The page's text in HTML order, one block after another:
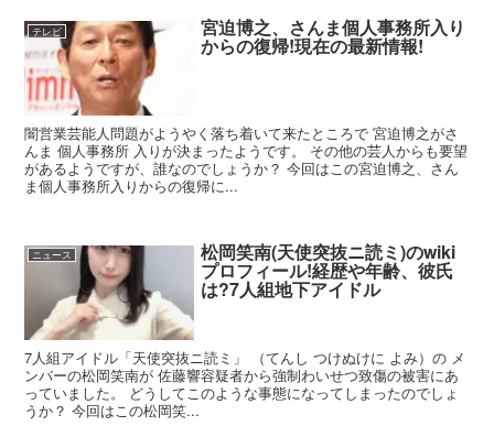
テレビ 宮迫博之、さんま個人事務所入り
からの復帰!現在の最新情報!
闇営業芸能人問題がようやく落ち着いて来たところで 宮迫博之がさ
んま 個人事務所 入りが決まったようです。 その他の芸人からも要望
があるようですが、誰なのでしょうか？ 今回はこの宮迫博之、さん
ま個人事務所入りからの復帰に...
ニュース 松岡笑南(天使突抜ニ読ミ)のwiki
プロフィール!経歴や年齢、彼氏
は?7人組地下アイドル
7人組アイドル「天使突抜ニ読ミ」 （てんし つけぬけに よみ）の メ
ンバーの松岡笑南が 佐藤響容疑者から強制わいせつ致傷の被害にあ
っていました。 どうしてこのような事態になってしまったのでしょ
うか？ 今回はこの松岡笑...